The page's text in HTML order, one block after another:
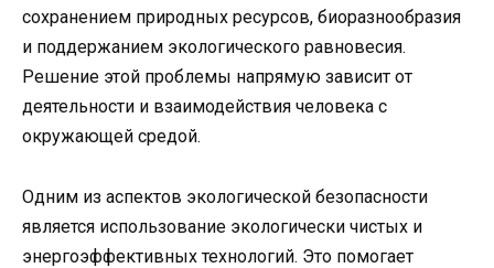
сохранением природных ресурсов, биоразнообразия
и поддержанием экологического равновесия.
Решение этой проблемы напрямую зависит от
деятельности и взаимодействия человека с
окружающей средой.
Одним из аспектов экологической безопасности
является использование экологически чистых и
энергоэффективных технологий. Это помогает